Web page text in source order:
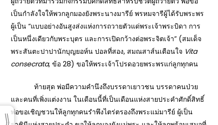
เป็นกำลังใจให้พวกลูกมองยังพระนางมารีย์ พรหมจารีผู้ได้รับพระพร
ผู้เป็น “แบบอย่างอันสูงส่งแห่งการถวายตัวแด่พระเจ้าพระบิดา การ
เป็นหนึ่งเดียวกับพระบุตร และการเปิดกว้างต่อพระจิตเจ้า” (สมเด็จ
พระสันตะปาปานักบุญยอห์น ปอลที่สอง, สมณสาส์นเตือนใจ Vita
consecrata, ข้อ 28) ขอให้พระเจ้าโปรดอวยพระพรแก่ลูกทุกคน
ท้ายสุด พ่อมีความคำนึงถึงบรรดาเยาวชน บรรดาคนป่วย
และคนที่เพิ่งแต่งงาน ในเดือนนี้ที่เป็นเดือนแห่งสายประคำศักดิ์สิทธิ์
พ่อขอเชิญชวนให้ลูกทุกคนรำพึงไตร่ตรองถึงพระแม่มารีย์ ผู้เป็น